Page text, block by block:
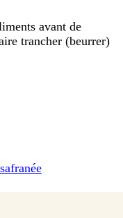
avant de
trancher (beurrer)